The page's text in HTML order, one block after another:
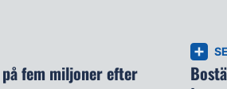
på fem miljoner efter